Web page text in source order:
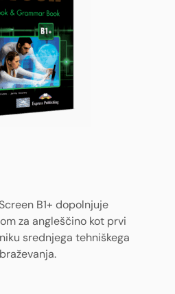
B1+ dopolnjuje
za angleščino kot prvi
srednjega tehniškega